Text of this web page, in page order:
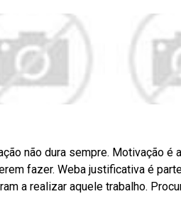
não dura sempre. Motivação é
fazer. Weba justificativa é
a realizar aquele trabalho.